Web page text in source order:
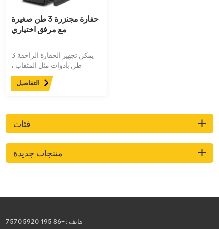
حفارة مجنزرة 3 طن صغيرة
مع مرفق اختياري
يمكن تجهيز الحفارة الزاحفة 3
طن بأدوات مثل المثقاب ،
والخطاف ، والمطرقة
الهيدروليكية ، والدلو الضيق ، مما
واسعة من المهام. إنه مناسب
بشكل خاص للاستخدام في
المساحات المحدودة ، مثل
البساتين للمحاصيل مثل الكيوي
وكروم العنب والبرتقال والبرتقال
السرة. بالإضافة إلى ذلك ، يمكنها
التفاصيل
فئات
منتجات جديدة
هاتف : +86 195 5920 7570